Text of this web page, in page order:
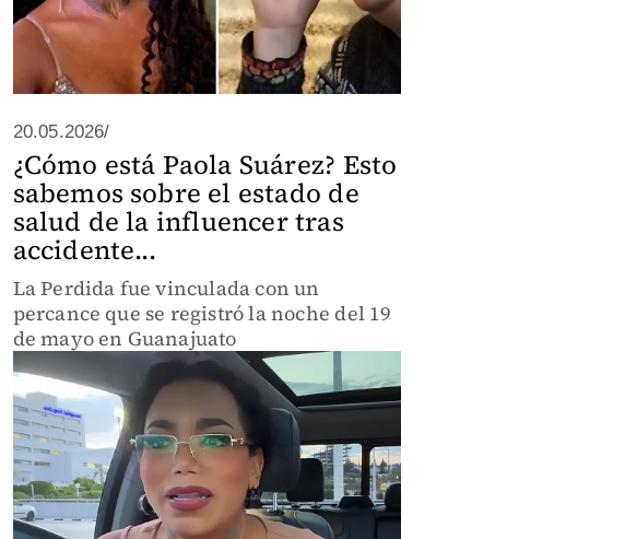
20.05.2026/
¿Cómo está Paola Suárez? Esto
sabemos sobre el estado de
salud de la influencer tras
accidente...
La Perdida fue vinculada con un
percance que se registró la noche del 19
de mayo en Guanajuato